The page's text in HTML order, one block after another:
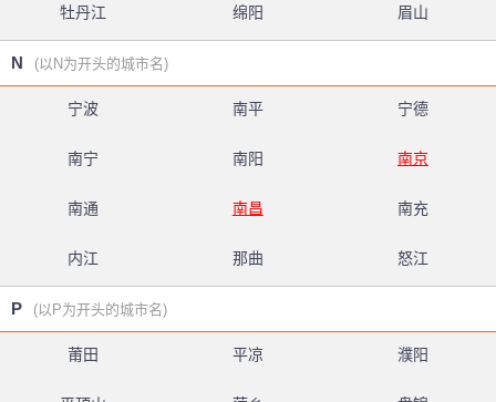
牡丹江 绵阳 眉山
N (以N为开头的城市名)
宁波 南平 宁德
南宁 南阳 南京
南通 南昌 南充
内江 那曲 怒江
P (以P为开头的城市名)
莆田 平凉 濮阳